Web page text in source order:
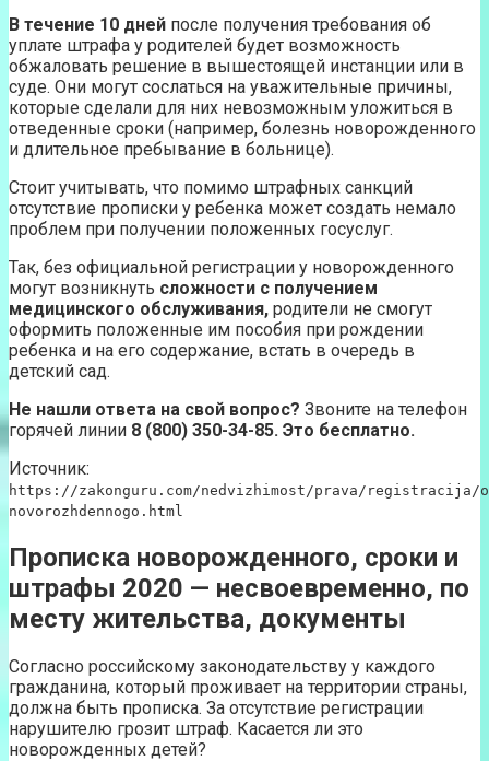
В течение 10 дней после получения требования об
уплате штрафа у родителей будет возможность
обжаловать решение в вышестоящей инстанции или в
суде. Они могут сослаться на уважительные причины,
которые сделали для них невозможным уложиться в
отведенные сроки (например, болезнь новорожденного
и длительное пребывание в больнице).
Стоит учитывать, что помимо штрафных санкций
отсутствие прописки у ребенка может создать немало
проблем при получении положенных госуслуг.
Так, без официальной регистрации у новорожденного
могут возникнуть сложности с получением
медицинского обслуживания, родители не смогут
оформить положенные им пособия при рождении
ребенка и на его содержание, встать в очередь в
детский сад.
Не нашли ответа на свой вопрос? Звоните на телефон
горячей линии 8 (800) 350-34-85. Это бесплатно.
Источник:
https://zakonguru.com/nedvizhimost/prava/registracija/
novorozhdennogo.html
Прописка новорожденного, сроки и
штрафы 2020 — несвоевременно, по
месту жительства, документы
Согласно российскому законодательству у каждого
гражданина, который проживает на территории страны,
должна быть прописка. За отсутствие регистрации
нарушителю грозит штраф. Касается ли это
новорожденных детей?